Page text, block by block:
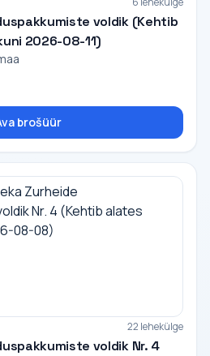
voldik (Kehtib
2026-08-11)
brošüür
22 lehekülge
voldik Nr. 4